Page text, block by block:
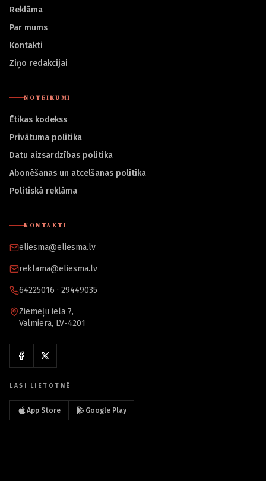
Reklāma
Par mums
Kontakti
Ziņo redakcijai
NOTEIKUMI
Ētikas kodekss
Privātuma politika
Datu aizsardzības politika
Abonēšanas un atcelšanas politika
Politiskā reklāma
KONTAKTI
eliesma@eliesma.lv
reklama@eliesma.lv
64225016 · 29449035
Ziemeļu iela 7,
Valmiera, LV-4201
LASI LIETOTNĒ
App Store Google Play